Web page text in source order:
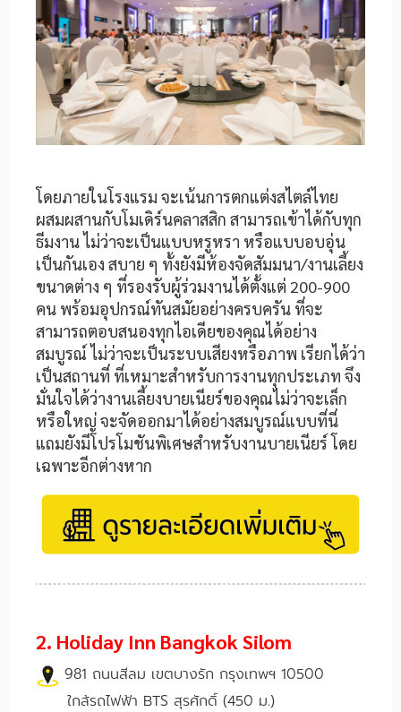
โดยภายในโรงแรม จะเน้นการตกแต่งสไตล์ไทย
ผสมผสานกับโมเดิร์นคลาสสิก สามารถเข้าได้กับทุก
ธีมงาน ไม่ว่าจะเป็นแบบหรูหรา หรือแบบอบอุ่น
เป็นกันเอง สบาย ๆ ทั้งยังมีห้องจัดสัมมนา/งานเลี้ยง
ขนาดต่าง ๆ ที่รองรับผู้ร่วมงานได้ตั้งแต่ 200-900
คน พร้อมอุปกรณ์ทันสมัยอย่างครบครัน ที่จะ
สามารถตอบสนองทุกไอเดียของคุณได้อย่าง
สมบูรณ์ ไม่ว่าจะเป็นระบบเสียงหรือภาพ เรียกได้ว่า
เป็นสถานที่ ที่เหมาะสำหรับการงานทุกประเภท จึง
มั่นใจได้ว่างานเลี้ยงบายเนียร์ของคุณไม่ว่าจะเล็ก
หรือใหญ่ จะจัดออกมาได้อย่างสมบูรณ์แบบที่นี่
แถมยังมีโปรโมชันพิเศษสำหรับงานบายเนียร์ โดย
เฉพาะอีกต่างหาก
2. Holiday Inn Bangkok Silom
981 ถนนสีลม เขตบางรัก กรุงเทพฯ 10500
ใกล้รถไฟฟ้า BTS สุรศักดิ์ (450 ม.)